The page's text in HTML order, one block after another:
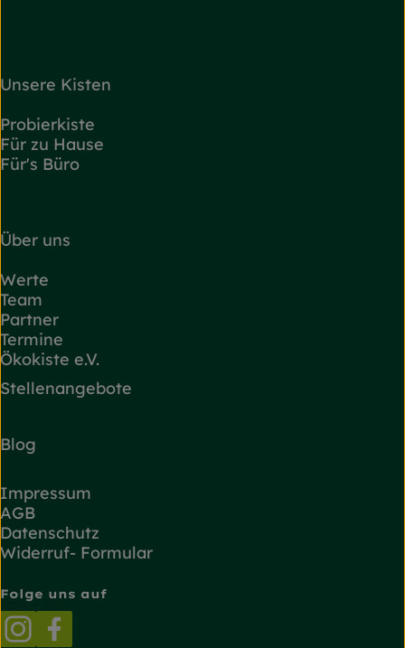
Unsere Kisten
Probierkiste
Für zu Hause
Für's Büro
Über uns
Werte
Team
Partner
Termine
Ökokiste e.V.
Stellenangebote
Blog
Impressum
AGB
Datenschutz
Widerruf- Formular
Folge uns auf
Externer Link zu https://